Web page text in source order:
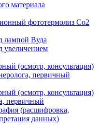
материала
фототермолиз Со2
лампой Вуда
увеличением
(осмотр, консультация)
первичный
(осмотр, консультация)
первичный
(расшифровка,
данных)